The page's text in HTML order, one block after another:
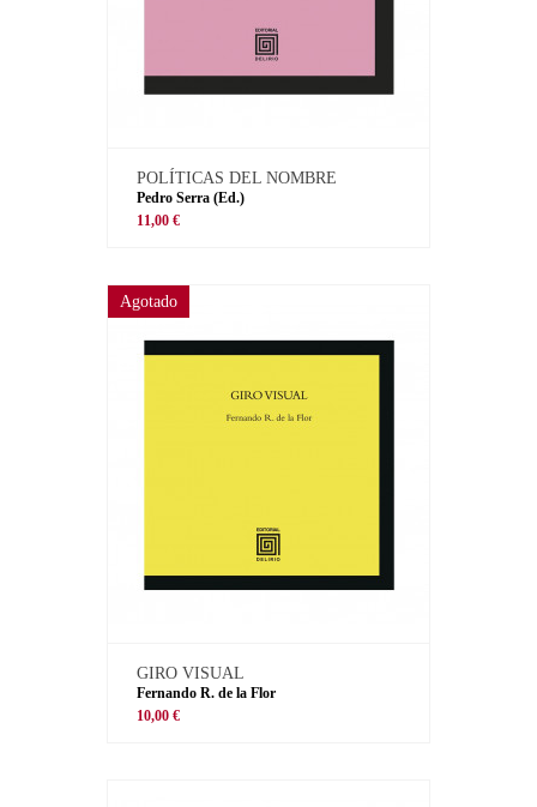
POLÍTICAS DEL NOMBRE
Pedro Serra (Ed.)
11,00 €
Agotado
GIRO VISUAL
Fernando R. de la Flor
10,00 €